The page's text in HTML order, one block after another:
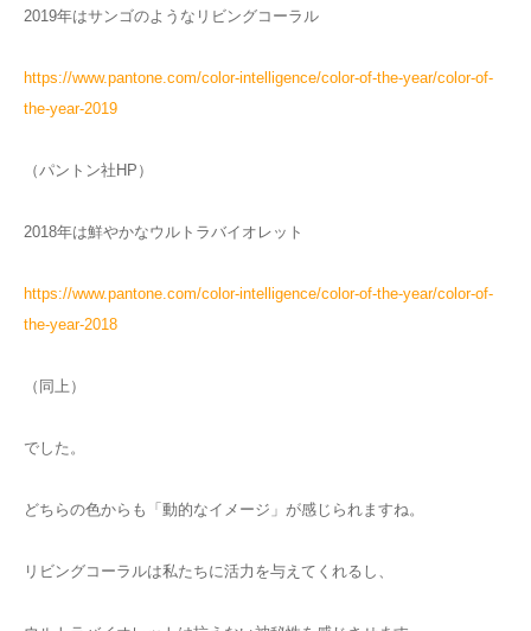
2019年はサンゴのようなリビングコーラル
https://www.pantone.com/color-intelligence/color-of-the-year/color-of-
the-year-2019
（パントン社HP）
2018年は鮮やかなウルトラバイオレット
https://www.pantone.com/color-intelligence/color-of-the-year/color-of-
the-year-2018
（同上）
でした。
どちらの色からも「動的なイメージ」が感じられますね。
リビングコーラルは私たちに活力を与えてくれるし、